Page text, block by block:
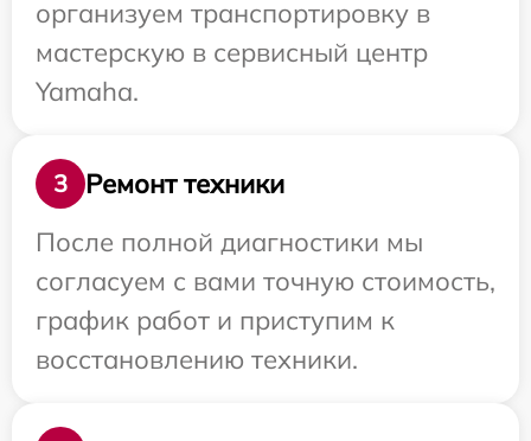
организуем транспортировку в
мастерскую в сервисный центр
Yamaha.
3
Ремонт техники
После полной диагностики мы
согласуем с вами точную стоимость,
график работ и приступим к
восстановлению техники.